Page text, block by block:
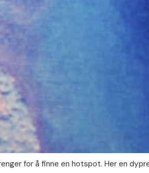
for å finne en hotspot. Her en